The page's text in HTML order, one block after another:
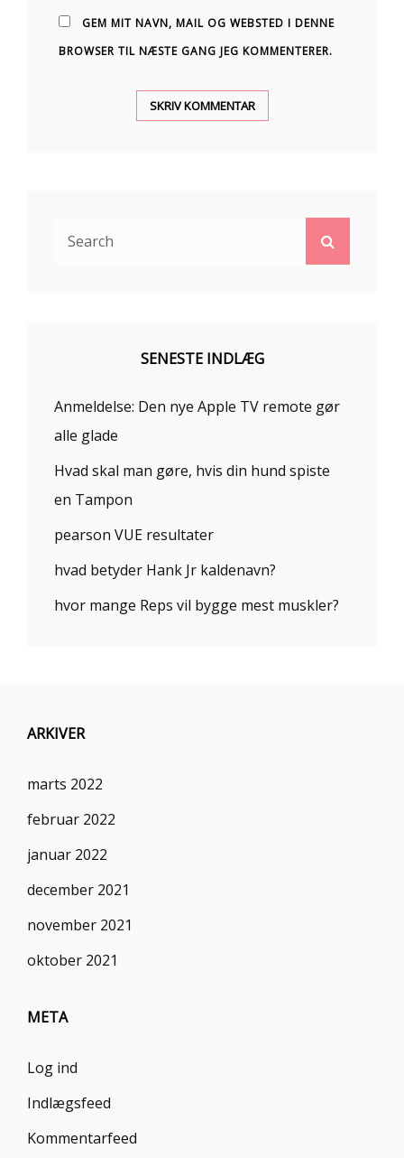
GEM MIT NAVN, MAIL OG WEBSTED I DENNE
BROWSER TIL NÆSTE GANG JEG KOMMENTERER.
SENESTE INDLÆG
Anmeldelse: Den nye Apple TV remote gør
alle glade
Hvad skal man gøre, hvis din hund spiste
en Tampon
pearson VUE resultater
hvad betyder Hank Jr kaldenavn?
hvor mange Reps vil bygge mest muskler?
ARKIVER
marts 2022
februar 2022
januar 2022
december 2021
november 2021
oktober 2021
META
Log ind
Indlægsfeed
Kommentarfeed